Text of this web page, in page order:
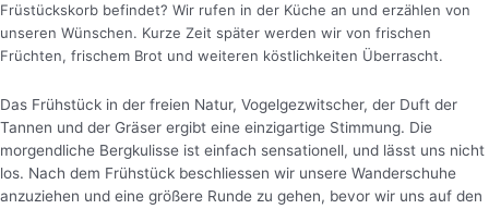
Früstückskorb befindet? Wir rufen in der Küche an und erzählen von
unseren Wünschen. Kurze Zeit später werden wir von frischen
Früchten, frischem Brot und weiteren köstlichkeiten Überrascht.
Das Frühstück in der freien Natur, Vogelgezwitscher, der Duft der
Tannen und der Gräser ergibt eine einzigartige Stimmung. Die
morgendliche Bergkulisse ist einfach sensationell, und lässt uns nicht
los. Nach dem Frühstück beschliessen wir unsere Wanderschuhe
anzuziehen und eine größere Runde zu gehen, bevor wir uns auf den